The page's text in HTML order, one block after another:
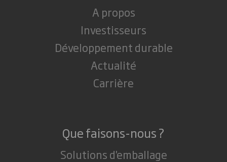
A propos
Investisseurs
Développement durable
Actualité
Carrière
Que faisons-nous ?
Solutions d'emballage